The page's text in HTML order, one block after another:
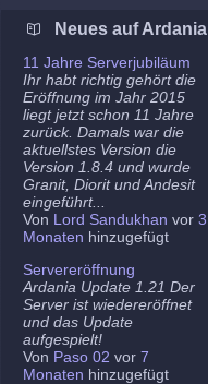
Neues auf Ardania
11 Jahre Serverjubiläum
Ihr habt richtig gehört die
Eröffnung im Jahr 2015
liegt jetzt schon 11 Jahre
zurück. Damals war die
aktuellstes Version die
Version 1.8.4 und wurde
Granit, Diorit und Andesit
eingeführt...
Von Lord Sandukhan vor 3
Monaten hinzugefügt
Servereröffnung
Ardania Update 1.21 Der
Server ist wiedereröffnet
und das Update
aufgespielt!
Von Paso 02 vor 7
Monaten hinzugefügt